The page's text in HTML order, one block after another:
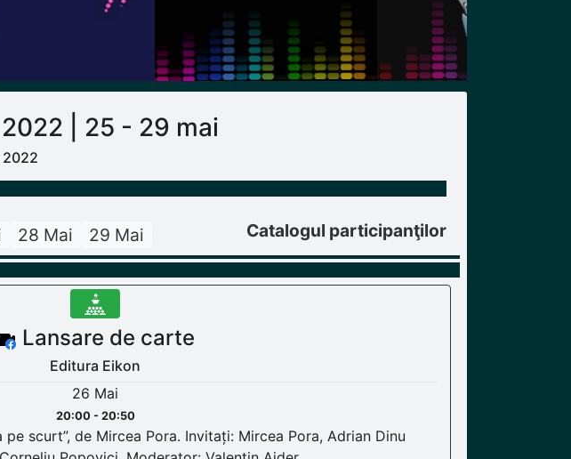
| 25 - 29 mai
2022
28 Mai 29 Mai Catalogul participanţilor
Lansare de carte
Editura Eikon
26 Mai
20:00 - 20:50
pe scurt”, de Mircea Pora. Invitați: Mircea Pora, Adrian Dinu